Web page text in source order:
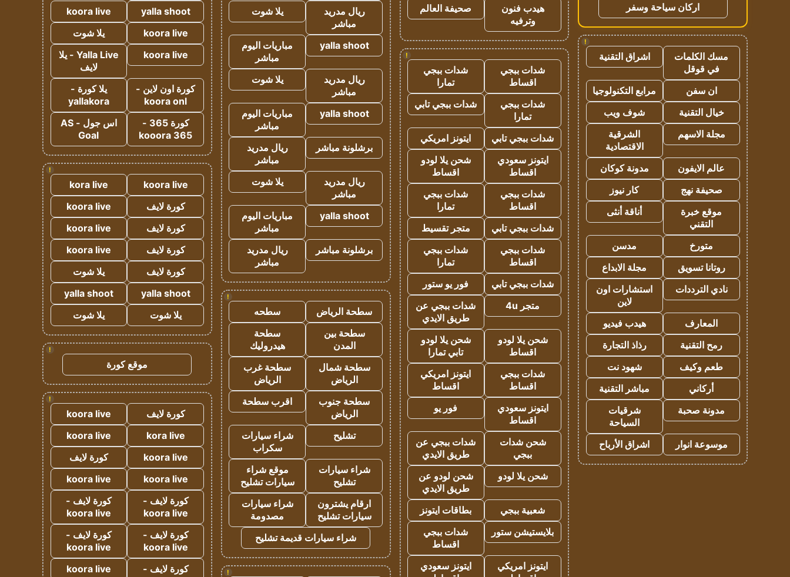
اركان سياحة وسفر
!
مسك الكلمات
في قوقل
اشراق التقنية
ان سفن
مرابع التكنولوجيا
خيال التقنية
شوف ويب
مجلة الاسهم
الشرقية
الاقتصادية
عالم الايفون
مدونة كوكان
صحيفة نهج
كار نيوز
موقع خبرة
التقني
أناقة أنثى
متورخ
مدسن
روتانا تسويق
مجلة الابداع
نادي الترددات
استشارات اون
لاين
المعارف
هيدب فيديو
رمح التقنية
رذاذ التجارة
طعم وكيف
شهود نت
أركاني
مباشر التقنية
مدونة صحبة
شرقيات
السياحة
موسوعة انوار
اشراق الأرباح
هيدب فنون
وترفيه
صحيفة العالم
!
شدات ببجي
اقساط
شدات ببجي
تمارا
شدات ببجي
تمارا
شدات ببجي تابي
شدات ببجي تابي
ايتونز امريكي
ايتونز سعودي
اقساط
شحن يلا لودو
اقساط
شدات ببجي
اقساط
شدات ببجي
تمارا
شدات ببجي تابي
متجر تقسيط
شدات ببجي
اقساط
شدات ببجي
تمارا
شدات ببجي تابي
فور يو ستور
متجر 4u
شدات ببجي عن
طريق الايدي
شحن يلا لودو
اقساط
شحن يلا لودو
تابي تمارا
شدات ببجي
اقساط
ايتونز امريكي
اقساط
ايتونز سعودي
اقساط
فور يو
شحن شدات
ببجي
شدات ببجي عن
طريق الايدي
شحن يلا لودو
شحن لودو عن
طريق الايدي
شعبية ببجي
بطاقات ايتونز
بلايستيشن ستور
شدات ببجي
اقساط
ايتونز امريكي
ايتونز سعودي
ريال مدريد
مباشر
يلا شوت
yalla shoot
مباريات اليوم
مباشر
ريال مدريد
مباشر
يلا شوت
yalla shoot
مباريات اليوم
مباشر
برشلونة مباشر
ريال مدريد
مباشر
ريال مدريد
مباشر
يلا شوت
yalla shoot
مباريات اليوم
مباشر
برشلونة مباشر
ريال مدريد
مباشر
!
سطحة الرياض
سطحه
سطحة بين
المدن
سطحة
هيدروليك
سطحة شمال
الرياض
سطحة غرب
الرياض
سطحة جنوب
الرياض
اقرب سطحة
تشليح
شراء سيارات
سكراب
شراء سيارات
تشليح
موقع شراء
سيارات تشليح
ارقام يشترون
سيارات تشليح
شراء سيارات
مصدومة
شراء سيارات قديمة تشليح
!
yalla shoot
koora live
koora live
يلا شوت
koora live
Yalla Live - يلا
لايف
كورة اون لاين -
koora onl
يلا كورة -
yallakora
كورة 365 -
kooora 365
اس جول - AS
Goal
!
koora live
kora live
كورة لايف
koora live
كورة لايف
koora live
كورة لايف
koora live
كورة لايف
يلا شوت
yalla shoot
yalla shoot
يلا شوت
يلا شوت
!
موقع كورة
!
كورة لايف
koora live
kora live
koora live
koora live
كورة لايف
koora live
koora live
كورة لايف -
koora live
كورة لايف -
koora live
كورة لايف -
koora live
كورة لايف -
koora live
كورة لايف -
koora live